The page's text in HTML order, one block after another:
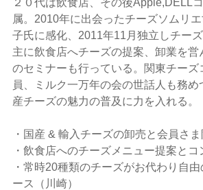
属。2010年に出会ったチーズソムリ
子氏に感化、2011年11月独立しチーズ
主に飲食店へチーズの提案、卸業を営
のセミナーも行っている。関東チーズ
員、ミルク一万年の会の世話人も務め
産チーズの魅力の普及に力を入れる。
・国産 & 輸入チーズの卸売と会員さ
・飲食店へのチーズメニュー提案とコ
・常時20種類のチーズがお代わり自
ース（川崎）